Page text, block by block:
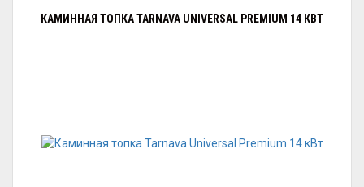
КАМИННАЯ ТОПКА TARNAVA UNIVERSAL PREMIUM 14 КВТ